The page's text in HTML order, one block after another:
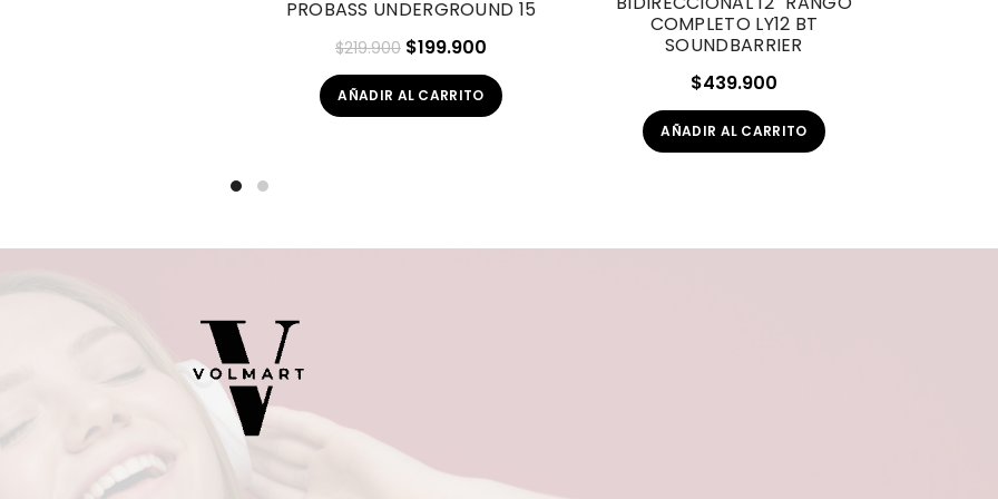
PROBASS UNDERGROUND 15
$219.900 El
precio
original
$199.900
precio
actual
AÑADIR AL CARRITO
COMPLETO LY12 BT
SOUNDBARRIER
$439.900
AÑADIR AL CARRITO